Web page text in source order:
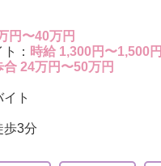
円〜40万円
： 時給 1,300円〜1,500円
合 24万円〜50万円
イト
歩3分